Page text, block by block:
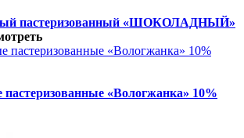
пастеризованный «ШОКОЛАДНЫЙ»
«Вологжанка» 10%